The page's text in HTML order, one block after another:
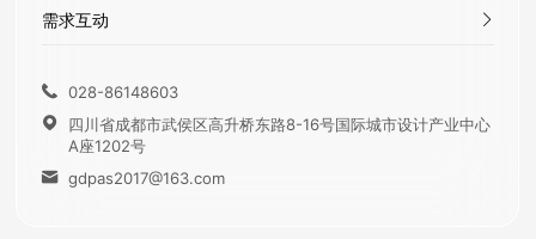
需求互动
 028-86148603

四川省成都市武侯区高升桥东路8-16号国际城市设计产业中心
A座1202号
 gdpas2017@163.com